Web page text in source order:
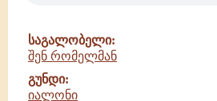
საგალობელი:
შენ რომელმან
გუნდი:
იალონი